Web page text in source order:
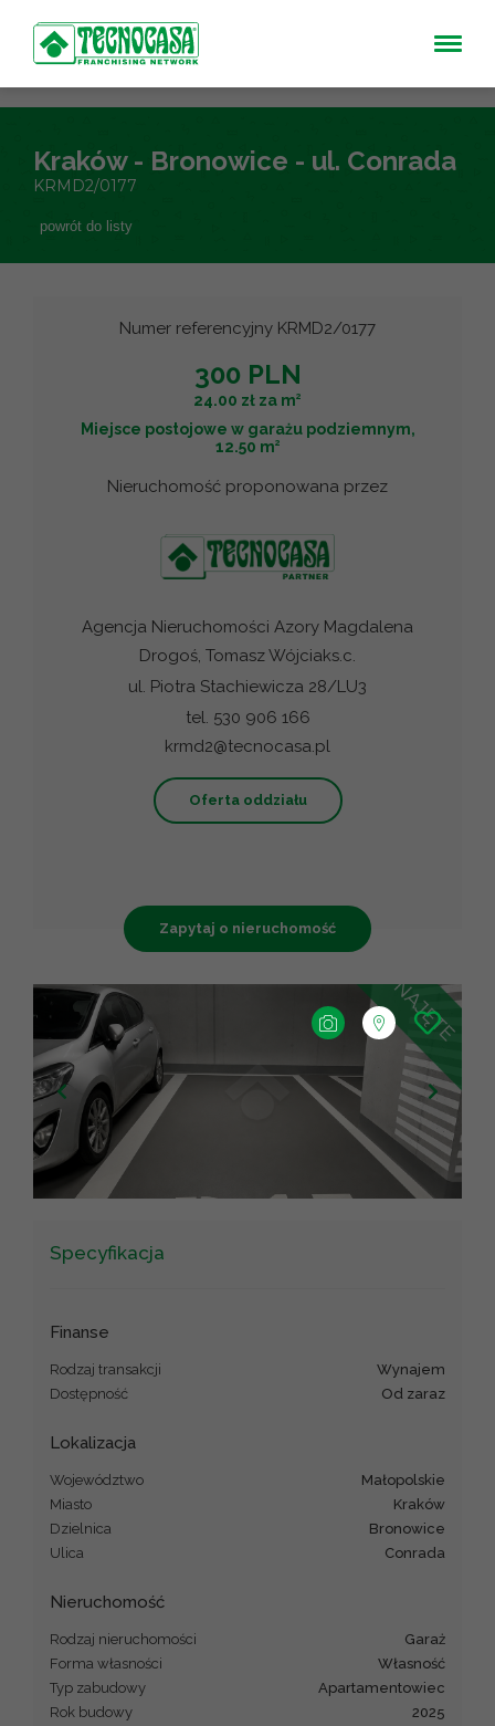
Kraków - Bronowice - ul. Conrada
KRMD2/0177
powrót do listy
Numer referencyjny KRMD2/0177
300 PLN
24.00 zł za m2
Miejsce postojowe w garażu podziemnym,
12.50 m2
Nieruchomość proponowana przez
Agencja Nieruchomości Azory Magdalena
Drogoś, Tomasz Wójciaks.c.
ul. Piotra Stachiewicza 28/LU3
tel. 530 906 166
krmd2@tecnocasa.pl
Oferta oddziału
Zapytaj o nieruchomość
−
Leaflet ©OpenStreetMap contributors ©CARTO
Specyfikacja
Finanse
Rodzaj transakcji
wynajem
Dostępność
od zaraz
Lokalizacja
Województwo
małopolskie
Miasto
Kraków
Dzielnica
Bronowice
Ulica
Conrada
Nieruchomość
Rodzaj nieruchomości
garaż
Forma własności
Własność
Typ zabudowy
apartamentowiec
Rok budowy
2025